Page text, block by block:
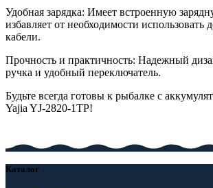
Удобная зарядка: Имеет встроенную
избавляет от необходимости использовать
кабели.
Прочность и практичность: Надежный
ручка и удобный переключатель.
Будьте всегда готовы к рыбалке с
Yajia YJ-2820-1TP!
Каталог